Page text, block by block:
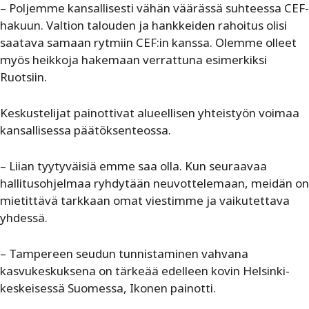
– Poljemme kansallisesti vähän väärässä suhteessa CEF-
hakuun. Valtion talouden ja hankkeiden rahoitus olisi
saatava samaan rytmiin CEF:in kanssa. Olemme olleet
myös heikkoja hakemaan verrattuna esimerkiksi
Ruotsiin.
Keskustelijat painottivat alueellisen yhteistyön voimaa
kansallisessa päätöksenteossa.
– Liian tyytyväisiä emme saa olla. Kun seuraavaa
hallitusohjelmaa ryhdytään neuvottelemaan, meidän on
mietittävä tarkkaan omat viestimme ja vaikutettava
yhdessä.
– Tampereen seudun tunnistaminen vahvana
kasvukeskuksena on tärkeää edelleen kovin Helsinki-
keskeisessä Suomessa, Ikonen painotti.